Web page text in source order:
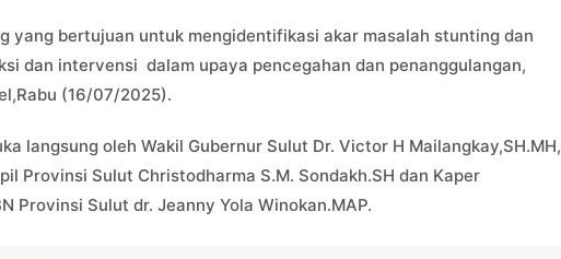
yang bertujuan untuk mengidentifikasi akar masalah stunting dan
dan intervensi dalam upaya pencegahan dan penanggulangan,
(16/07/2025).
langsung oleh Wakil Gubernur Sulut Dr. Victor H Mailangkay,SH.MH,
Provinsi Sulut Christodharma S.M. Sondakh.SH dan Kaper
Provinsi Sulut dr. Jeanny Yola Winokan.MAP.